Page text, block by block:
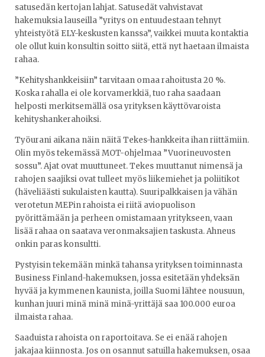
satusedän kertojan lahjat. Satusedät vahvistavat
hakemuksia lauseilla ”yritys on entuudestaan tehnyt
yhteistyötä ELY-keskusten kanssa”, vaikkei muuta kontaktia
ole ollut kuin konsultin soitto siitä, että nyt haetaan ilmaista
rahaa.
”Kehityshankkeisiin” tarvitaan omaa rahoitusta 20 %.
Koska rahalla ei ole korvamerkkiä, tuo raha saadaan
helposti merkitsemällä osa yrityksen käyttövaroista
kehityshankerahoiksi.
Työurani aikana näin näitä Tekes-hankkeita ihan riittämiin.
Olin myös tekemässä MOT-ohjelmaa ”Vuorineuvosten
sossu”. Ajat ovat muuttuneet. Tekes muuttanut nimensä ja
rahojen saajiksi ovat tulleet myös liikemiehet ja poliitikot
(häveliäästi sukulaisten kautta). Suuripalkkaisen ja vähän
verotetun MEPin rahoista ei riitä aviopuolison
pyörittämään ja perheen omistamaan yritykseen, vaan
lisää rahaa on saatava veronmaksajien taskusta. Ahneus
onkin paras konsultti.
Pystyisin tekemään minkä tahansa yrityksen toiminnasta
Business Finland-hakemuksen, jossa esitetään yhdeksän
hyvää ja kymmenen kaunista, joilla Suomi lähtee nousuun,
kunhan juuri minä minä minä-yrittäjä saa 100.000 euroa
ilmaista rahaa.
Saaduista rahoista on raportoitava. Se ei enää rahojen
jakajaa kiinnosta. Jos on osannut satuilla hakemuksen, osaa